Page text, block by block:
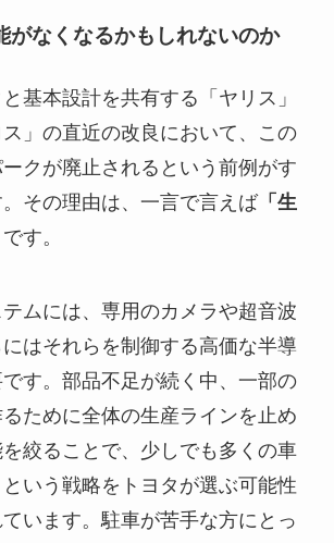
がなくなるかもしれないのか
基本設計を共有する「ヤリス」
」の直近の改良において、この
クが廃止されるという前例がす
その理由は、一言で言えば「生
です。
ムには、専用のカメラや超音波
はそれらを制御する高価な半導
す。部品不足が続く中、一部の
ために全体の生産ラインを止め
絞ることで、少しでも多くの車
いう戦略をトヨタが選ぶ可能性
います。駐車が苦手な方にとっ